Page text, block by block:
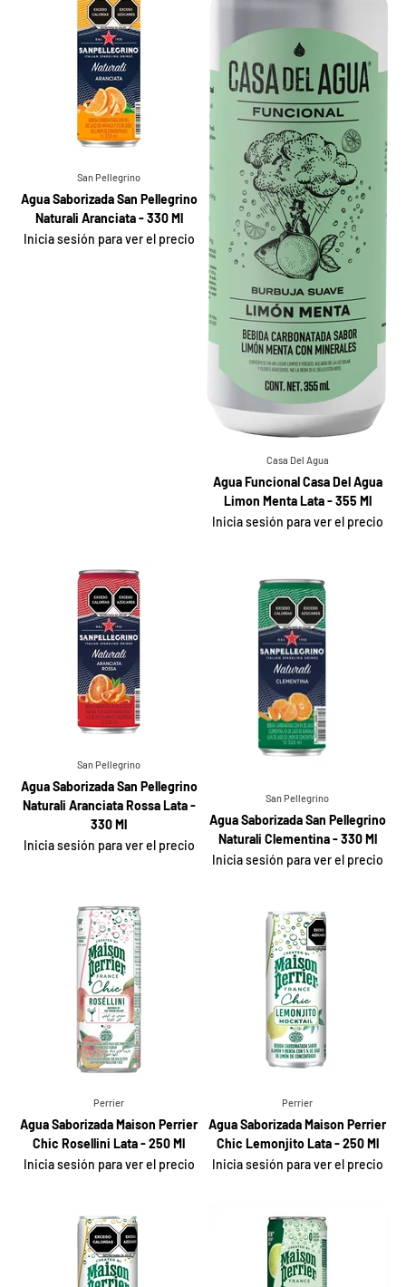
San Pellegrino
Agua Saborizada San Pellegrino
Naturali Aranciata - 330 Ml
Inicia sesión para ver el precio
Casa Del Agua
Agua Funcional Casa Del Agua
Limon Menta Lata - 355 Ml
Inicia sesión para ver el precio
San Pellegrino
Agua Saborizada San Pellegrino
Naturali Aranciata Rossa Lata -
330 Ml
Inicia sesión para ver el precio
San Pellegrino
Agua Saborizada San Pellegrino
Naturali Clementina - 330 Ml
Inicia sesión para ver el precio
Perrier
Agua Saborizada Maison Perrier
Chic Rosellini Lata - 250 Ml
Inicia sesión para ver el precio
Perrier
Agua Saborizada Maison Perrier
Chic Lemonjito Lata - 250 Ml
Inicia sesión para ver el precio